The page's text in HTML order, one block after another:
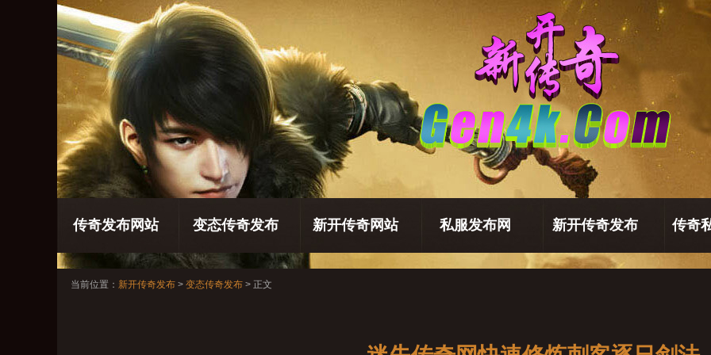
传奇发布网站 变态传奇发布 新开传奇网站 私服发布网 新开传奇发布 传奇
当前位置： 新开传奇发布 > 变态传奇发布 > 正文